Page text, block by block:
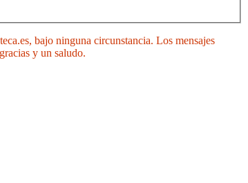
bajo ninguna circunstancia. Los mensajes
y un saludo.